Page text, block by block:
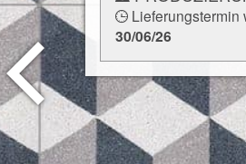
Lieferungstermin
30/06/26